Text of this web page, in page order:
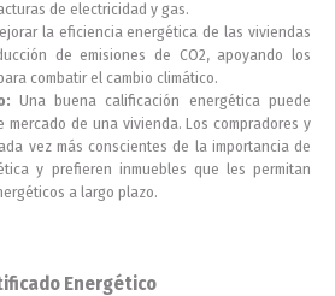
de electricidad y gas.
la eficiencia energética de las viviendas
de emisiones de CO2, apoyando los
combatir el cambio climático.
Una buena calificación energética puede
mercado de una vivienda. Los compradores y
vez más conscientes de la importancia de
y prefieren inmuebles que les permitan
a largo plazo.
Energético